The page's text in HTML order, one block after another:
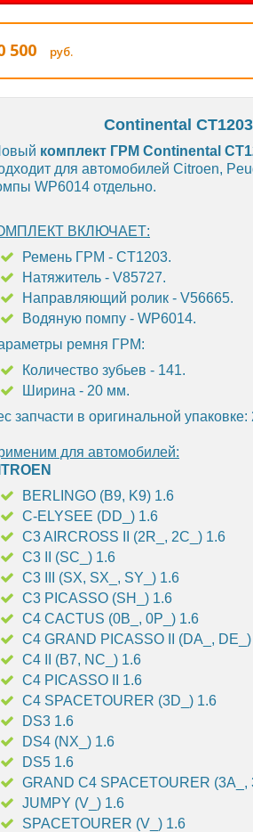
500 руб.
Continental
комплект ГРМ Continental
для автомобилей Citroen,
WP6014 отдельно.
ВКЛЮЧАЕТ:
Ремень ГРМ - CT1203.
Натяжитель - V85727.
Направляющий ролик - V56665.
Водяную помпу - WP6014.
ремня ГРМ:
Количество зубьев - 141.
Ширина - 20 мм.
запчасти в оригинальной упаковке:
для автомобилей:
BERLINGO (B9, K9) 1.6
C-ELYSEE (DD_) 1.6
C3 AIRCROSS II (2R_, 2C_) 1.6
C3 II (SC_) 1.6
C3 III (SX, SX_, SY_) 1.6
C3 PICASSO (SH_) 1.6
C4 CACTUS (0B_, 0P_) 1.6
C4 GRAND PICASSO II (DA_,
C4 II (B7, NC_) 1.6
C4 PICASSO II 1.6
C4 SPACETOURER (3D_) 1.6
DS3 1.6
DS4 (NX_) 1.6
DS5 1.6
GRAND C4 SPACETOURER (3A_,
JUMPY (V_) 1.6
SPACETOURER (V_) 1.6